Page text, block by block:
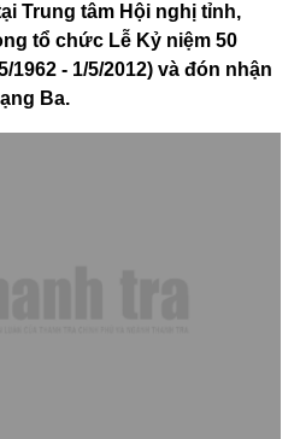
Trung tâm Hội nghị tỉnh,
tổ chức Lễ Kỷ niệm 50
1962 - 1/5/2012) và đón nhận
Ba.